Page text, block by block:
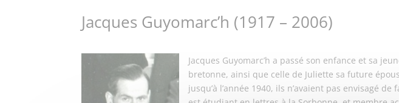
Jacques Guyomarc’h (1917 – 2006)
Jacques Guyomarc’h a passé son enfance et sa
bretonne, ainsi que celle de Juliette sa future
jusqu’à l’année 1940, ils n’avaient pas envisagé